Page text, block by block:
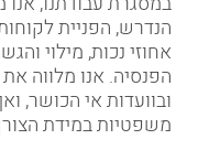
הנדרש, הפניית
אחוזי נכות, מילוי
הפנסיה. אנו מלווה
ובוועדות אי הכושר,
משפטיות במידת